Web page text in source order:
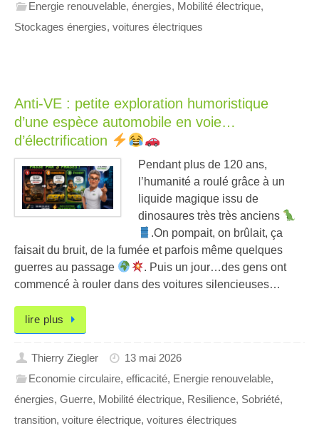
Energie renouvelable,énergies, Mobilité électrique,
Stockages énergies, voitures électriques
Anti-VE : petite exploration humoristique
d’une espèce automobile en voie…
d’électrification
Pendant plus de 120 ans,
l’humanité a roulé grâce à un
liquide magique issu de
dinosaures très très anciens
.On pompait, on brûlait, ça
faisait du bruit, de la fumée et parfois même quelques
guerres au passage
. Puis un jour…des gens ont
commencé à rouler dans des voitures silencieuses…
lire plus
Thierry Ziegler
13 mai 2026
Economie circulaire,efficacité, Energie renouvelable,
énergies, Guerre, Mobilité électrique, Resilience, Sobriété,
transition, voiture électrique, voitures électriques